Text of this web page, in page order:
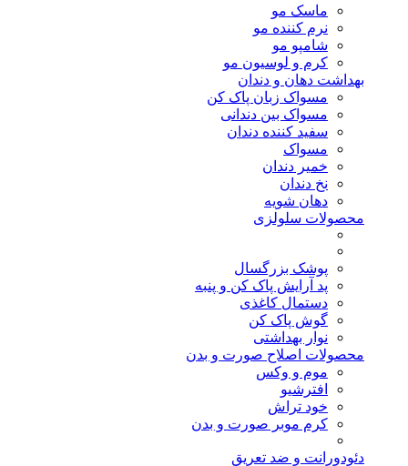
ماسک مو
نرم کننده مو
شامپو مو
کرم و لوسیون مو
بهداشت دهان و دندان
مسواک زبان پاک کن
مسواک بین دندانی
سفید کننده دندان
مسواک
خمیر دندان
نخ دندان
دهان شویه
محصولات سلولزی
پوشک بزرگسال
پد آرایش پاک کن و پنبه
دستمال کاغذی
گوش پاک کن
نوار بهداشتی
محصولات اصلاح صورت و بدن
موم و وکس
افترشیو
خود تراش
کرم موبر صورت و بدن
دئودورانت و ضد تعریق